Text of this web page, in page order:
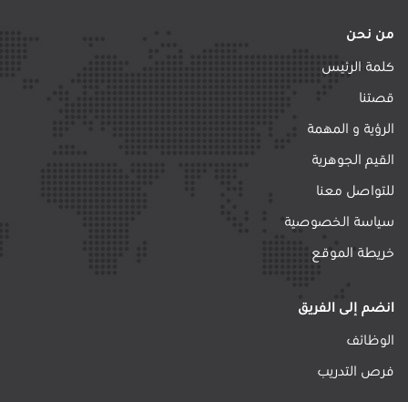
من نحن
كلمة الرئيس
قصتنا
الرؤية و المهمة
القيم الجوهرية
للتواصل معنا
سياسة الخصوصية
خريطة الموقع
انضم إلى الفريق
الوظائف
فرص التدريب